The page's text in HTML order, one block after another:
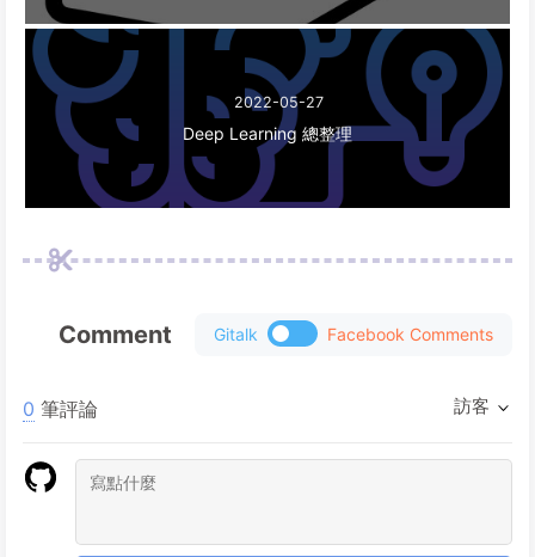
2022-05-27
Deep Learning 總整理
Comment Gitalk Facebook Comments
0 筆評論 訪客